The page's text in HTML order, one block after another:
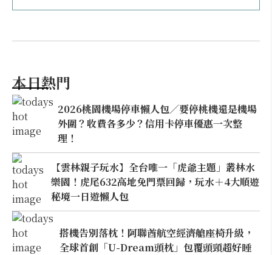
本日熱門
2026桃園機場停車懶人包／要停桃機還是機場
外圍？收費各多少？信用卡停車優惠一次整
理！
【雲林親子玩水】全台唯一「虎爺主題」叢林水
樂園！虎尾632高地免門票回歸，玩水＋4大順遊
秘境一日遊懶人包
搭機告別落枕！阿聯酋航空經濟艙座椅升級，
全球首創「U-Dream頭枕」包覆頭頸超好睡